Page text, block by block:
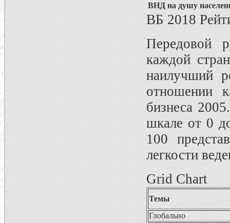
ВНД на душу
ВБ 2018
Передовой
каждой
наилучший
отношении
бизнеса
шкале от 0
100
легкости
Grid Chart
Темы
Глобально